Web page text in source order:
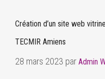
Création d’un site web
TECMIR Amiens
28 mars 2023 par Admin